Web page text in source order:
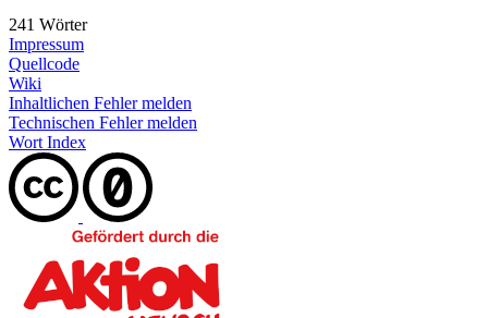
241 Wörter
Impressum
Quellcode
Wiki
Inhaltlichen Fehler melden
Technischen Fehler melden
Wort Index